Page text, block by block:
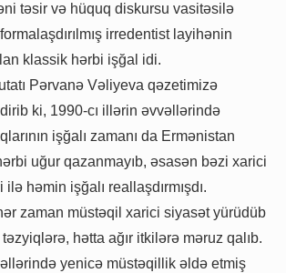
təsir və hüquq diskursu vasitəsilə
irredentist layihənin
klassik hərbi işğal idi.
Pərvanə Vəliyeva qəzetimizə
ki, 1990-cı illərin əvvəllərində
işğalı zamanı da Ermənistan
uğur qazanmayıb, əsasən bəzi xarici
həmin işğalı reallaşdırmışdı.
zaman müstəqil xarici siyasət yürüdüb
hətta ağır itkilərə məruz qalıb.
yenicə müstəqillik əldə etmiş